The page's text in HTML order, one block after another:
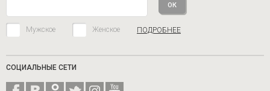
Мужское Женское ПОДРОБНЕЕ
СОЦИАЛЬНЫЕ СЕТИ